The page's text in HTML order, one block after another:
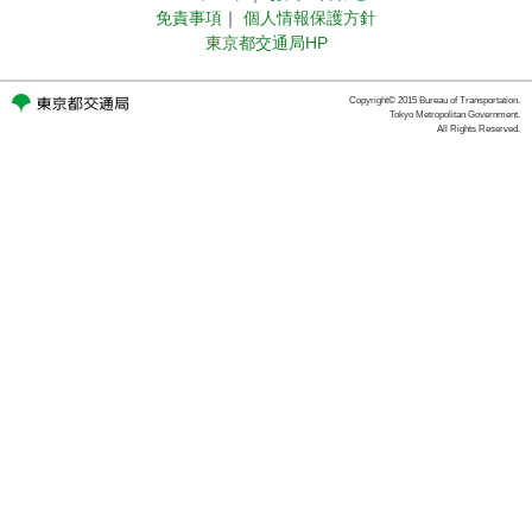
免責事項 ｜
個人情報保護方針
東京都交通局HP
Copyright© 2015 Bureau of Transportation.
Tokyo Metropolitan Government.
All Rights Reserved.